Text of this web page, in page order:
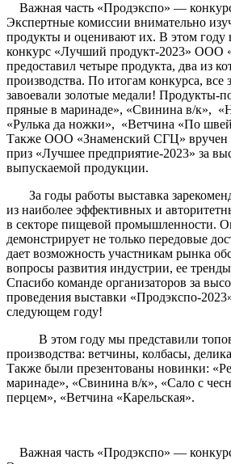
Важная часть «Продэкспо» —
Экспертные комиссии внимательно
продукты и оценивают их. В этом
конкурс «Лучший продукт-2023» ООО
предоставил четыре продукта, два из
производства. По итогам конкурса, все
завоевали золотые медали! Продукты-
пряные в маринаде», «Свинина в/к»,
«Рулька да ножки», «Ветчина «По
Также ООО «Знаменский СГЦ» вручен
приз «Лучшее предприятие-2023» за
выпускаемой продукции.
За годы работы выставка
из наиболее эффективных и
в секторе пищевой промышленности.
демонстрирует не только передовые
дает возможность участникам рынка
вопросы развития индустрии, ее
Спасибо команде организаторов за
проведения выставки «Продэкспо-
следующем году!
В этом году мы представили
производства: ветчины, колбасы,
Также были презентованы новинки:
маринаде», «Свинина в/к», «Сало с
перцем», «Ветчина «Карельская».
Важная часть «Продэкспо» —